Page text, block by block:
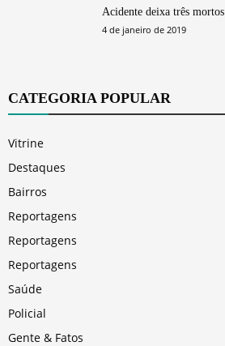
Acidente deixa três mortos
4 de janeiro de 2019
CATEGORIA POPULAR
Vitrine
Destaques
Bairros
Reportagens
Reportagens
Reportagens
Saúde
Policial
Gente & Fatos